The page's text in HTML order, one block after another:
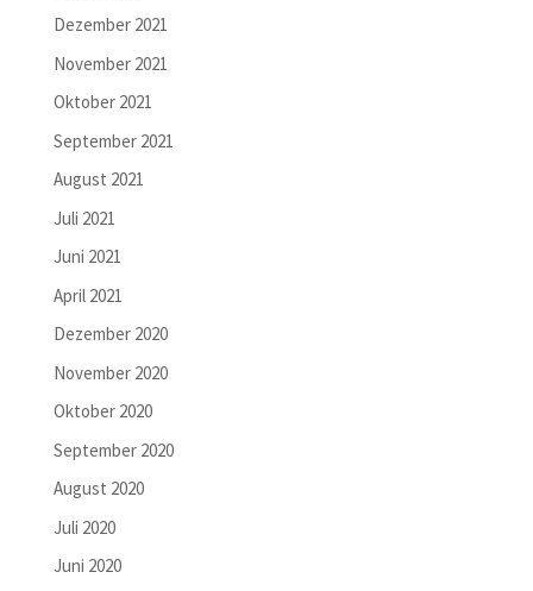
Dezember 2021
November 2021
Oktober 2021
September 2021
August 2021
Juli 2021
Juni 2021
April 2021
Dezember 2020
November 2020
Oktober 2020
September 2020
August 2020
Juli 2020
Juni 2020